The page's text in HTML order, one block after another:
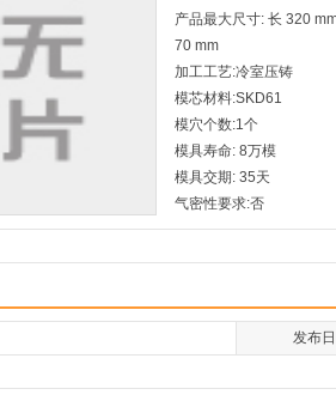
产品最大尺寸: 长 320
70 mm
加工工艺:冷室压铸
模芯材料:SKD61
模穴个数:1个
模具寿命: 8万模
模具交期: 35天
气密性要求:否
发布